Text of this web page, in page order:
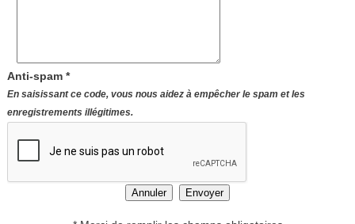
Anti-spam *
En saisissant ce code, vous nous aidez à empêcher le spam et les
enregistrements illégitimes.